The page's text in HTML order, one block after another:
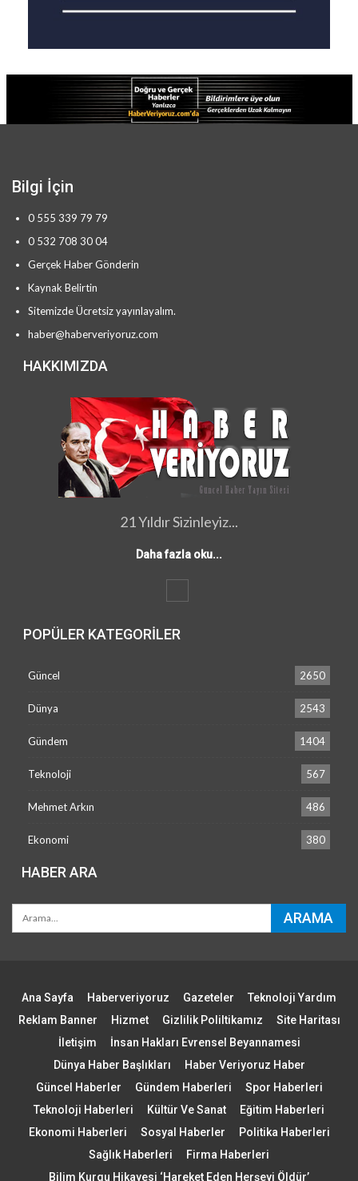
Bilgi İçin
0 555 339 79 79
0 532 708 30 04
Gerçek Haber Gönderin
Kaynak Belirtin
Sitemizde Ücretsiz yayınlayalım.
haber@haberveriyoruz.com
HAKKIMIZDA
21 Yıldır Sizinleyiz...
Daha fazla oku...
POPÜLER KATEGORILER
Güncel 2650
Dünya 2543
Gündem 1404
Teknoloji 567
Mehmet Arkın 486
Ekonomi 380
HABER ARA
Ana Sayfa Haberveriyoruz Gazeteler
Teknoloji Yardım
Reklam Banner
Hizmet Gizlilik Poliltikamız
Site Haritası
İletişim
İnsan Hakları Evrensel Beyannamesi
Dünya Haber Başlıkları
Haber Veriyoruz Haber
Güncel Haberler
Gündem Haberleri
Spor Haberleri
Teknoloji Haberleri
Kültür Ve Sanat
Eğitim Haberleri
Ekonomi Haberleri
Sosyal Haberler
Politika Haberleri
Sağlık Haberleri
Firma Haberleri
Bilim Kurgu Hikayesi ‘Hareket Eden Herşeyi Öldür’